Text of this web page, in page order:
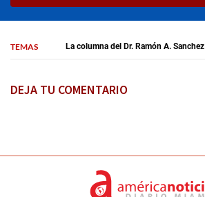
TEMAS La columna del Dr. Ramón A. Sanchez
DEJA TU COMENTARIO